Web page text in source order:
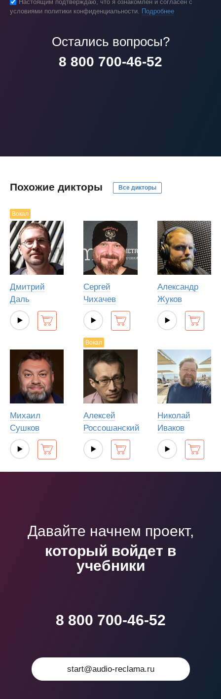
Настоящим подтверждаю, что я ознакомлен и согласен с
условиями политики конфиденциальности.
Подробнее
Остались вопросы?
8 800 700-46-52
Похожие дикторы Все дикторы
Вокал
Дмитрий
Даль
Сергей
Чихачев
Александр
Жуков
Михаил
Сушков
Вокал
Алексей
Россошанский
Николай
Иваков
Давайте начнем проект,
который войдет в
учебники
8 800 700-46-52
start@audio-reclama.ru